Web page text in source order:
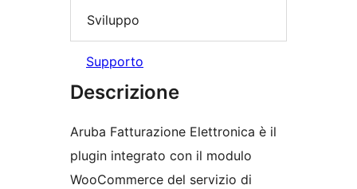
Sviluppo
Supporto
Descrizione
Aruba Fatturazione Elettronica è il
plugin integrato con il modulo
WooCommerce del servizio di